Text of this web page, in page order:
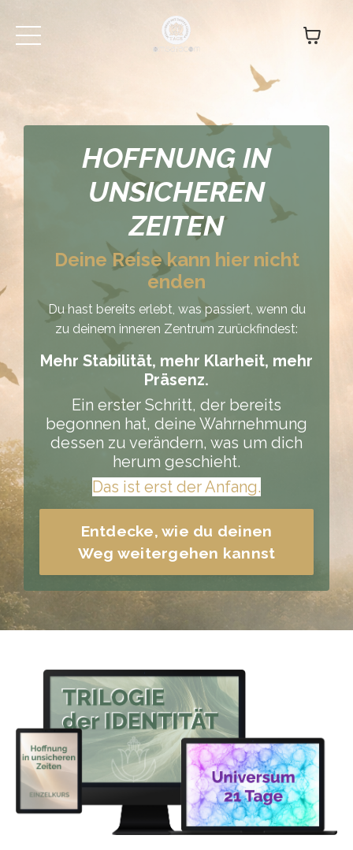
HOFFNUNG IN
UNSICHEREN
ZEITEN
Deine Reise kann hier nicht
enden
Du hast bereits erlebt, was passiert, wenn du
zu deinem inneren Zentrum zurückfindest:
Mehr Stabilität, mehr Klarheit, mehr
Präsenz.
Ein erster Schritt, der bereits
begonnen hat, deine Wahrnehmung
dessen zu verändern, was um dich
herum geschieht.
Das ist erst der Anfang.
Entdecke, wie du deinen
Weg weitergehen kannst